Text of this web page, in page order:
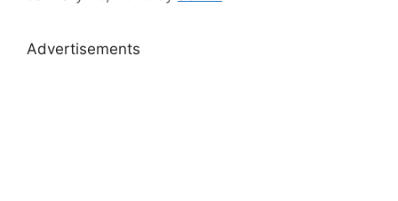
Advertisements